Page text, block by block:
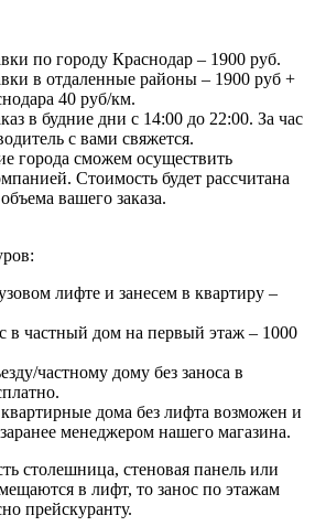
по городу Краснодар – 1900 руб.
в отдаленные районы – 1900 руб +
40 руб/км.
в будние дни с 14:00 до 22:00. За час
с вами свяжется.
города сможем осуществить
Стоимость будет рассчитана
вашего заказа.
лифте и занесем в квартиру –
в частный дом на первый этаж – 1000
частному дому без заноса в
дома без лифта возможен и
менеджером нашего магазина.
столешница, стеновая панель или
в лифт, то занос по этажам
прейскуранту.